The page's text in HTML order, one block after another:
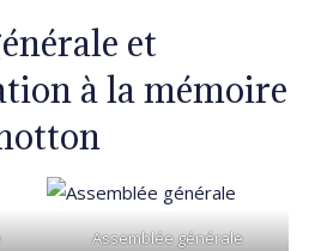
et
à la mémoire
Assemblée générale